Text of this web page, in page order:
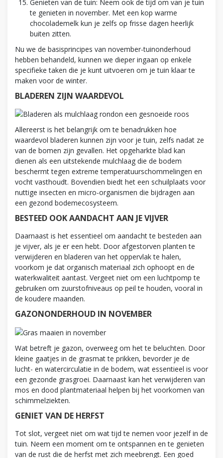
Genieten van de tuin: Neem ook de tijd om van je tuin
te genieten in november. Met een kop warme
chocolademelk kun je zelfs op frisse dagen heerlijk
buiten zitten.
Nu we de basisprincipes van november-tuinonderhoud
hebben behandeld, kunnen we dieper ingaan op enkele
specifieke taken die je kunt uitvoeren om je tuin klaar te
maken voor de winter.
BLADEREN ZIJN WAARDEVOL
Allereerst is het belangrijk om te benadrukken hoe
waardevol bladeren kunnen zijn voor je tuin, zelfs nadat ze
van de bomen zijn gevallen. Het opgeharkte blad kan
dienen als een uitstekende mulchlaag die de bodem
beschermt tegen extreme temperatuurschommelingen en
vocht vasthoudt. Bovendien biedt het een schuilplaats voor
nuttige insecten en micro-organismen die bijdragen aan
een gezond bodemecosysteem.
BESTEED OOK AANDACHT AAN JE VIJVER
Daarnaast is het essentieel om aandacht te besteden aan
je vijver, als je er een hebt. Door afgestorven planten te
verwijderen en bladeren van het oppervlak te halen,
voorkom je dat organisch materiaal zich ophoopt en de
waterkwaliteit aantast. Vergeet niet om een luchtpomp te
gebruiken om zuurstofniveaus op peil te houden, vooral in
de koudere maanden.
GAZONONDERHOUD IN NOVEMBER
Wat betreft je gazon, overweeg om het te beluchten. Door
kleine gaatjes in de grasmat te prikken, bevorder je de
lucht- en watercirculatie in de bodem, wat essentieel is voor
een gezonde grasgroei. Daarnaast kan het verwijderen van
mos en dood plantmateriaal helpen bij het voorkomen van
schimmelziekten.
GENIET VAN DE HERFST
Tot slot, vergeet niet om wat tijd te nemen voor jezelf in de
tuin. Neem een moment om te ontspannen en te genieten
van de rust die de herfst met zich meebrengt. Een goed